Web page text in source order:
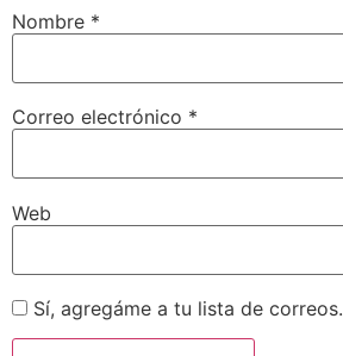
Nombre *
Correo electrónico *
Web
Sí, agregáme a tu lista de correos.